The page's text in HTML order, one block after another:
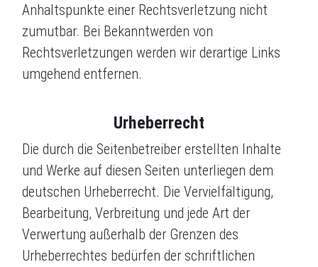
Anhaltspunkte einer Rechtsverletzung nicht
zumutbar. Bei Bekanntwerden von
Rechtsverletzungen werden wir derartige Links
umgehend entfernen.
Urheberrecht
Die durch die Seitenbetreiber erstellten Inhalte
und Werke auf diesen Seiten unterliegen dem
deutschen Urheberrecht. Die Vervielfältigung,
Bearbeitung, Verbreitung und jede Art der
Verwertung außerhalb der Grenzen des
Urheberrechtes bedürfen der schriftlichen